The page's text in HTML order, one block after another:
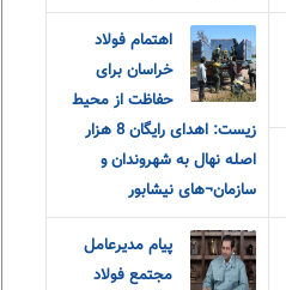
اهتمام فولاد
خراسان برای
حفاظت از محیط
زیست: اهدای رایگان 8 هزار
اصله نهال به شهروندان و
سازمان¬های نیشابور
پیام مدیرعامل
مجتمع فولاد